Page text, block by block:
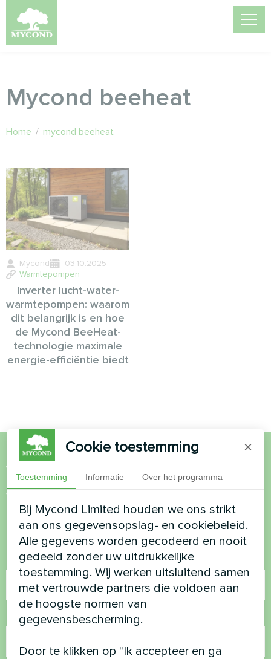
Mycond beeheat
Home / mycond beeheat
Mycond
03.10.2025
Warmtepompen
Inverter lucht-water-
warmtepompen: waarom
dit belangrijk is en hoe
de Mycond BeeHeat-
technologie maximale
energie-efficiëntie biedt
Wil je kopen of heb je
vragen?
Neem contact met ons op en we helpen je
Naam
Telefoonnummer
Cookie toestemming ×
Toestemming Informatie Over het programma
Bij Mycond Limited houden we ons strikt
aan ons gegevensopslag- en cookiebeleid.
Alle gegevens worden gecodeerd en nooit
gedeeld zonder uw uitdrukkelijke
toestemming. Wij werken uitsluitend samen
met vertrouwde partners die voldoen aan
de hoogste normen van
gegevensbescherming.
Door te klikken op "Ik accepteer en ga